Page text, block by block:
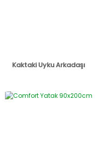
Kaktaki Uyku Arkadaşı